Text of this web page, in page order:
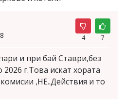
4 7
и при бай Ставри,без
2026 г.Това искат хората
,НЕ..Действия и то